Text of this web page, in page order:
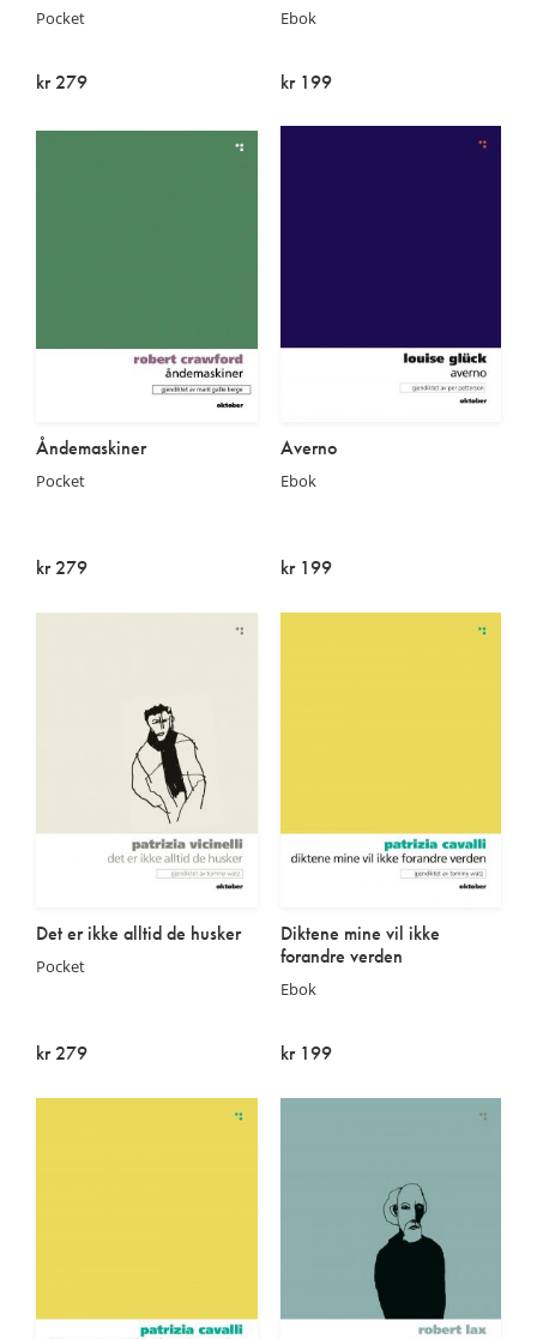
Pocket
kr 279
Ebok
kr 199
Åndemaskiner
Pocket
kr 279
Averno
Ebok
kr 199
Det er ikke alltid de husker
Pocket
kr 279
Diktene mine vil ikke
forandre verden
Ebok
kr 199